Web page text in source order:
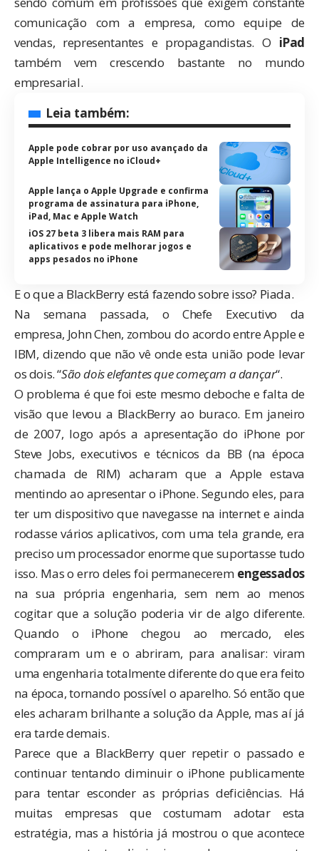
comunicação com a empresa, como equipe de
vendas, representantes e propagandistas. O iPad
também vem crescendo bastante no mundo
empresarial.
Leia também:
Apple pode cobrar por uso avançado da
Apple Intelligence no iCloud+
Apple lança o Apple Upgrade e confirma
programa de assinatura para iPhone,
iPad, Mac e Apple Watch
iOS 27 beta 3 libera mais RAM para
aplicativos e pode melhorar jogos e
apps pesados no iPhone
E o que a BlackBerry está fazendo sobre isso? Piada.
Na semana passada, o Chefe Executivo da
empresa, John Chen, zombou do acordo entre Apple e
IBM, dizendo que não vê onde esta união pode levar
os dois. “São dois elefantes que começam a dançar“.
O problema é que foi este mesmo deboche e falta de
visão que levou a BlackBerry ao buraco. Em janeiro
de 2007, logo após a apresentação do iPhone por
Steve Jobs, executivos e técnicos da BB (na época
chamada de RIM) acharam que a Apple estava
mentindo ao apresentar o iPhone. Segundo eles, para
ter um dispositivo que navegasse na internet e ainda
rodasse vários aplicativos, com uma tela grande, era
preciso um processador enorme que suportasse tudo
isso. Mas o erro deles foi permanecerem engessados
na sua própria engenharia, sem nem ao menos
cogitar que a solução poderia vir de algo diferente.
Quando o iPhone chegou ao mercado, eles
compraram um e o abriram, para analisar: viram
uma engenharia totalmente diferente do que era feito
na época, tornando possível o aparelho. Só então que
eles acharam brilhante a solução da Apple, mas aí já
era tarde demais.
Parece que a BlackBerry quer repetir o passado e
continuar tentando diminuir o iPhone publicamente
para tentar esconder as próprias deficiências. Há
muitas empresas que costumam adotar esta
estratégia, mas a história já mostrou o que acontece